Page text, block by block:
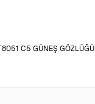
C5 GÜNEŞ GÖZLÜĞÜ